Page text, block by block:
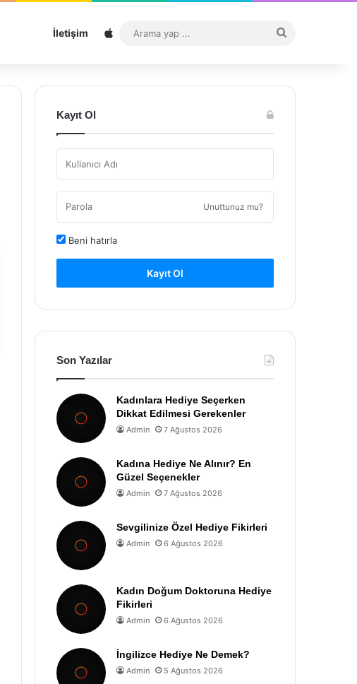
İletişim Sitemap
...
Kayıt Ol
Unuttunuz mu?
Beni hatırla
Kayıt Ol
Son Yazılar
Kadınlara Hediye Seçerken
Dikkat Edilmesi Gerekenler
Admin 7 Ağustos 2026
Kadına Hediye Ne Alınır? En
Güzel Seçenekler
Admin 7 Ağustos 2026
Sevgilinize Özel Hediye Fikirleri
Admin 6 Ağustos 2026
Kadın Doğum Doktoruna Hediye
Fikirleri
Admin 6 Ağustos 2026
İngilizce Hediye Ne Demek?
Admin 5 Ağustos 2026